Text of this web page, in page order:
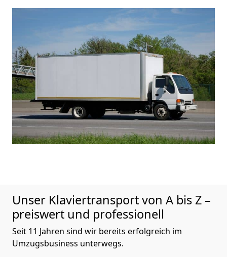
Unser Klaviertransport von A bis Z –
preiswert und professionell
Seit 11 Jahren sind wir bereits erfolgreich im
Umzugsbusiness unterwegs.